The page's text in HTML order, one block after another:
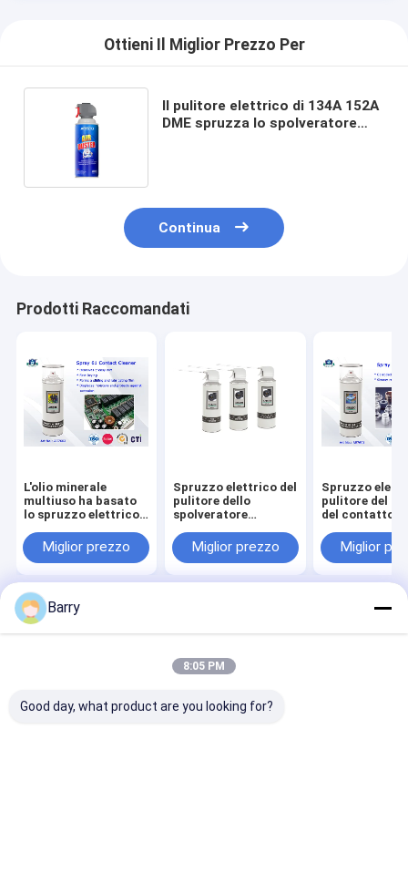
Ottieni Il Miglior Prezzo Per
Il pulitore elettrico di 134A 152A
DME spruzza lo spolveratore
Continua
Prodotti Raccomandati
L'olio minerale
multiuso ha basato
lo spruzzo elettrico
Miglior prezzo
Spruzzo elettrico del
pulitore dello
spolveratore
Miglior prezzo
Spruzzo
pulitore del
del contatto
Miglior
Mappa del sito
Politica sulla privacy
pittura di spruzzo del tessutoFabbrica cinese.Copyright ©
2026 Aristo Industries Corporation Limited. All Rights Reserved.
Barry
8:05 PM
Good day, what product are you looking for?